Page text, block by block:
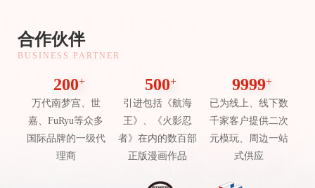
BUSINESS
SYSTEM
合作伙伴
BUSINESS PARTNER
200+
万代南梦宫、世
嘉、FuRyu等众多
国际品牌的一级代
理商
500+
引进包括《航海
王》、《火影忍
者》在内的数百部
正版漫画作品
9999+
已为线上、线下数
千家客户提供二次
元模玩、周边一站
式供应